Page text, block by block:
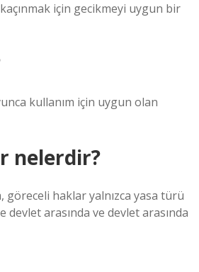
için gecikmeyi uygun bir
kullanım için uygun olan
nelerdir?
haklar yalnızca yasa türü
arasında ve devlet arasında